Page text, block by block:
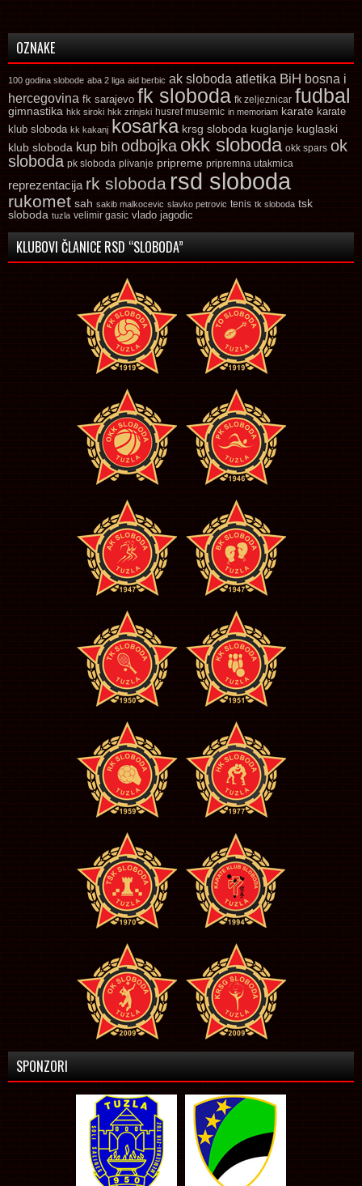
OZNAKE
100 godina slobode aba 2 liga aid berbic ak sloboda atletika BiH bosna i
hercegovina fk sarajevo fk sloboda fk zeljeznicar fudbal
gimnastika hkk siroki hkk zrinjski husref musemic in memoriam karate karate
klub sloboda kk kakanj kosarka krsg sloboda kuglanje kuglaski
klub sloboda kup bih odbojka okk sloboda okk spars ok
sloboda pk sloboda plivanje pripreme pripremna utakmica
reprezentacija rk sloboda rsd sloboda
rukomet sah sakib malkocevic slavko petrovic tenis tk sloboda tsk
sloboda tuzla velimir gasic vlado jagodic
KLUBOVI ČLANICE RSD “SLOBODA”
SPONZORI